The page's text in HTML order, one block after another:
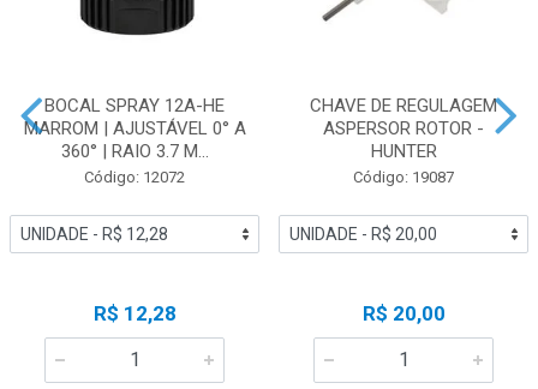
BOCAL SPRAY 12A-HE
MARROM | AJUSTÁVEL 0° A
360° | RAIO 3.7 M...
Código: 12072
R$ 12,28
CHAVE DE REGULAGEM
ASPERSOR ROTOR -
HUNTER
Código: 19087
R$ 20,00